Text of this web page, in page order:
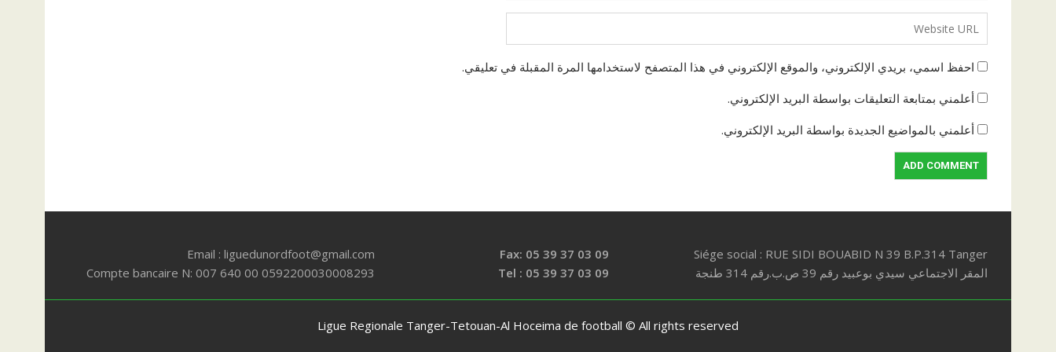
احفظ اسمي، بريدي الإلكتروني، والموقع الإلكتروني في هذا المتصفح لاستخدامها المرة المقبلة في تعليقي.
أعلمني بمتابعة التعليقات بواسطة البريد الإلكتروني.
أعلمني بالمواضيع الجديدة بواسطة البريد الإلكتروني.
Siége social : RUE SIDI BOUABID N 39 B.P.314 Tanger
المقر الاجتماعي سيدي بوعبيد رقم 39 ص.ب.رقم 314 طنجة
Email : liguedunordfoot@gmail.com
Compte bancaire N: 007 640 00 0592200030008293
Ligue Regionale Tanger-Tetouan-Al Hoceima de football © All rights reserved